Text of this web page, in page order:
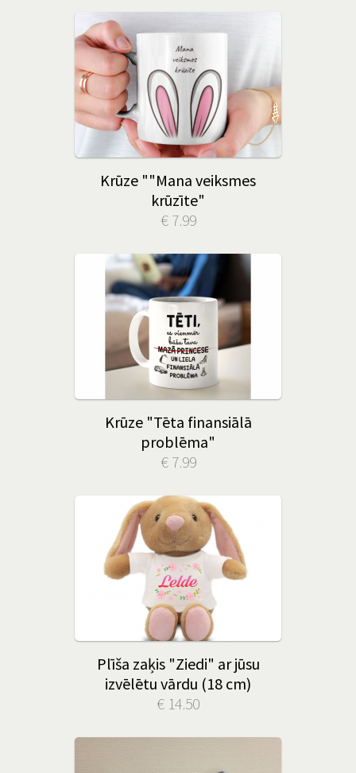
Krūze ""Mana veiksmes
krūzīte"
€ 7.99
Krūze "Tēta finansiālā
problēma"
€ 7.99
Plīša zaķis "Ziedi" ar jūsu
izvēlētu vārdu (18 cm)
€ 14.50